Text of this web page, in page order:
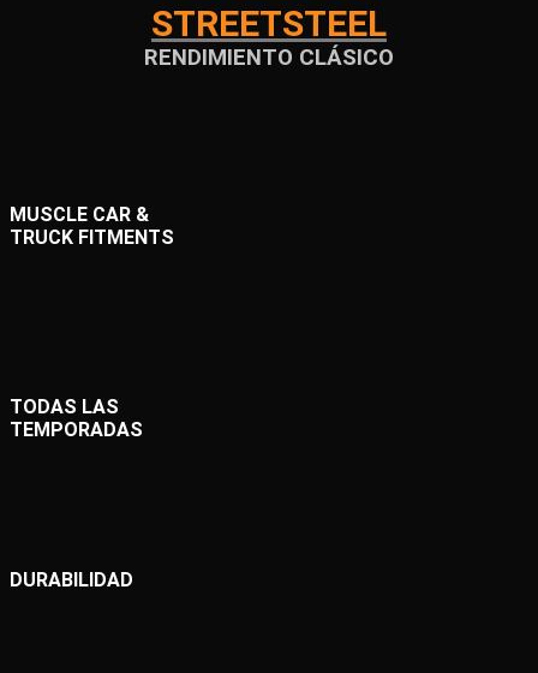
STREETSTEEL
RENDIMIENTO CLÁSICO
MUSCLE CAR &
TRUCK FITMENTS
TODAS LAS
TEMPORADAS
DURABILIDAD